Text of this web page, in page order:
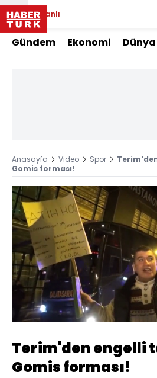
Canlı
Gündem Ekonomi Dünya
Anasayfa Video Spor
Gomis forması!
Sesi
Aç
480
Terim'den engelli
Gomis forması!